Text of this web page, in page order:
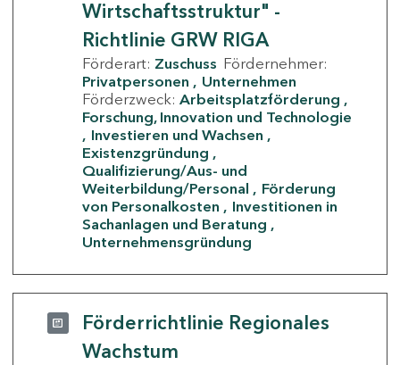
Wirtschaftsstruktur" -
Richtlinie GRW RIGA
Förderart: Zuschuss Fördernehmer:
Privatpersonen
Unternehmen
Förderzweck: Arbeitsplatzförderung
Forschung, Innovation und Technologie
Investieren und Wachsen
Existenzgründung
Qualifizierung/Aus- und
Weiterbildung/Personal
Förderung
von Personalkosten
Investitionen in
Sachanlagen und Beratung
Unternehmensgründung
Förderrichtlinie Regionales
Wachstum